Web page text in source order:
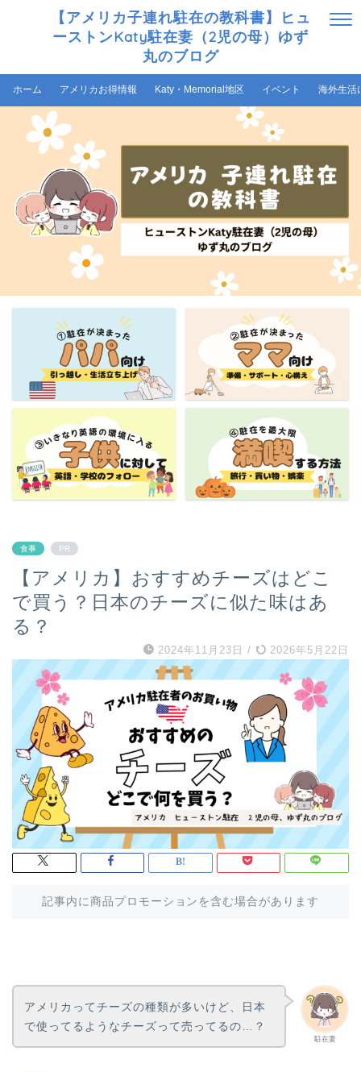
【アメリカ子連れ駐在の教科書】ヒュ
ーストンKaty駐在妻（2児の母）ゆず
丸のブログ
ホーム アメリカお得情報 Katy・Memorial地区 イベント 海外生活
食事 PR
【アメリカ】おすすめチーズはどこ
で買う？日本のチーズに似た味はあ
る？
2024年11月23日 / 2026年5月22日
記事内に商品プロモーションを含む場合があります
駐在妻
アメリカってチーズの種類が多いけど、日本
で使ってるようなチーズって売ってるの…？